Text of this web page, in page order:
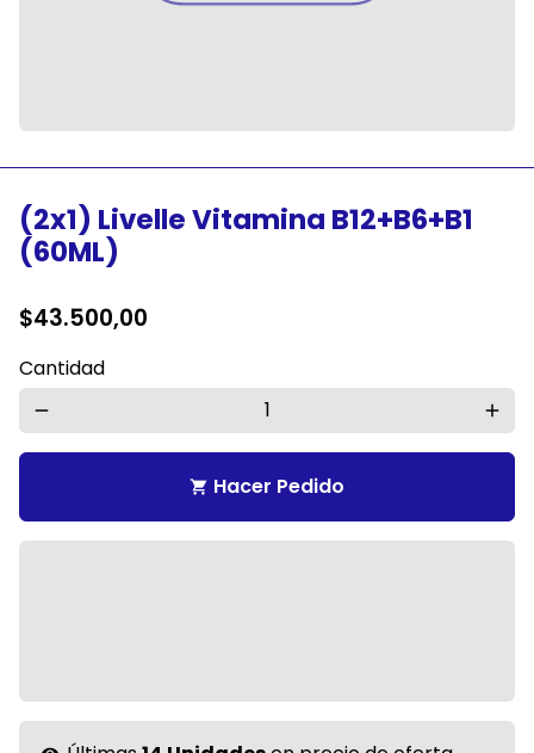
(2x1) Livelle Vitamina B12+B6+B1
(60ML)
$43.500,00
Cantidad
remove add
shopping_cart Hacer Pedido